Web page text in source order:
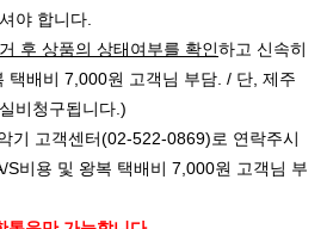
야 합니다.
후 상품의 상태여부를 확인하고 신속히
택배비 7,000원 고객님 부담. / 단, 제주
비청구됩니다.)
기 고객센터(02-522-0869)로 연락주시
S비용 및 왕복 택배비 7,000원 고객님 부